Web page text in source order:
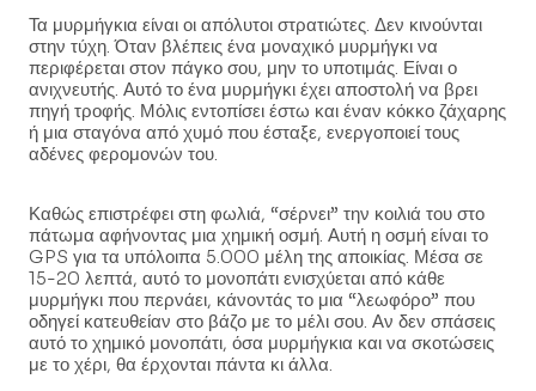
Τα μυρμήγκια είναι οι απόλυτοι στρατιώτες. Δεν κινούνται
στην τύχη. Όταν βλέπεις ένα μοναχικό μυρμήγκι να
περιφέρεται στον πάγκο σου, μην το υποτιμάς. Είναι ο
ανιχνευτής. Αυτό το ένα μυρμήγκι έχει αποστολή να βρει
πηγή τροφής. Μόλις εντοπίσει έστω και έναν κόκκο ζάχαρης
ή μια σταγόνα από χυμό που έσταξε, ενεργοποιεί τους
αδένες φερομονών του.
Καθώς επιστρέφει στη φωλιά, “σέρνει” την κοιλιά του στο
πάτωμα αφήνοντας μια χημική οσμή. Αυτή η οσμή είναι το
GPS για τα υπόλοιπα 5.000 μέλη της αποικίας. Μέσα σε
15-20 λεπτά, αυτό το μονοπάτι ενισχύεται από κάθε
μυρμήγκι που περνάει, κάνοντάς το μια “λεωφόρο” που
οδηγεί κατευθείαν στο βάζο με το μέλι σου. Αν δεν σπάσεις
αυτό το χημικό μονοπάτι, όσα μυρμήγκια και να σκοτώσεις
με το χέρι, θα έρχονται πάντα κι άλλα.